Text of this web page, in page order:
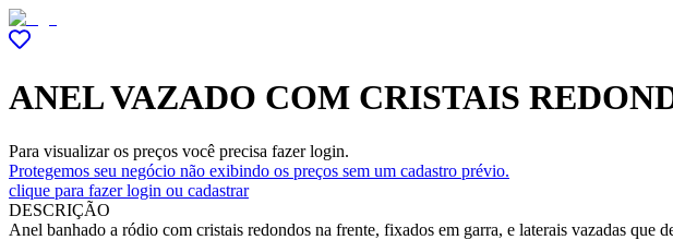
ANEL VAZADO COM CRISTAIS
Para visualizar os preços você precisa fazer login.
Protegemos seu negócio não exibindo os preços sem um cadastro prévio.
clique para fazer login ou cadastrar
DESCRIÇÃO
Anel banhado a ródio com cristais redondos na frente, fixados em garra, e laterais vazadas que